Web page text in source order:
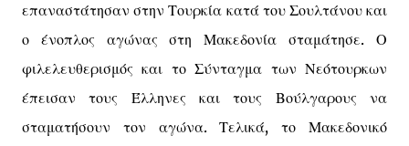
επαναστάτησαν στην Τουρκία κατά του Σουλτάνου και
ο ένοπλος αγώνας στη Μακεδονία σταμάτησε. Ο
φιλελευθερισμός και το Σύνταγμα των Νεότουρκων
έπεισαν τους Έλληνες και τους Βούλγαρους να
σταματήσουν τον αγώνα. Τελικά, το Μακεδονικό